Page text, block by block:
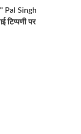
Pal Singh
टिप्पणी पर